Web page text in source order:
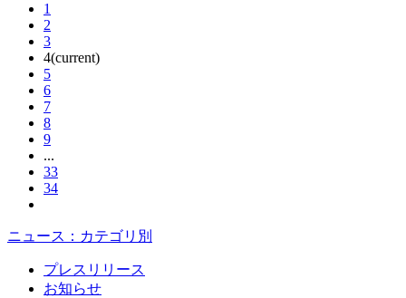
1
2
3
4(current)
5
6
7
8
9
...
33
34
ニュース：カテゴリ別
プレスリリース
お知らせ